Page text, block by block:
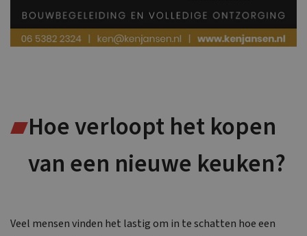
Hoe verloopt het kopen
van een nieuwe keuken?
Veel mensen vinden het lastig om in te schatten hoe een